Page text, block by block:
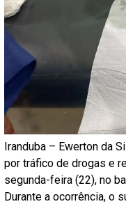
Iranduba – Ewerton da
por tráfico de drogas e
segunda-feira (22), no
Durante a ocorrência, o